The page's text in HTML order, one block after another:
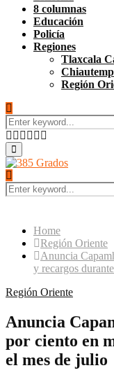
8 columnas
Educación
Policía
Regiones
Tlaxcala
Región
Search
for:Facebook
Twitter
Instagram
Pinterest
Google
Primary
Menu
Search
for:
Home
Región Oriente
Anuncia
y recargos
Región Oriente
Anuncia
por ciento en
el mes de julio